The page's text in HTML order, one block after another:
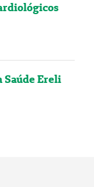
Saúde Ereli